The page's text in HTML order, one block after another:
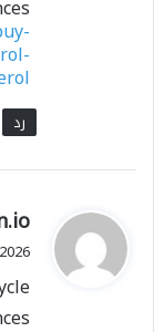
رد
ي
ق
ل
12/04/